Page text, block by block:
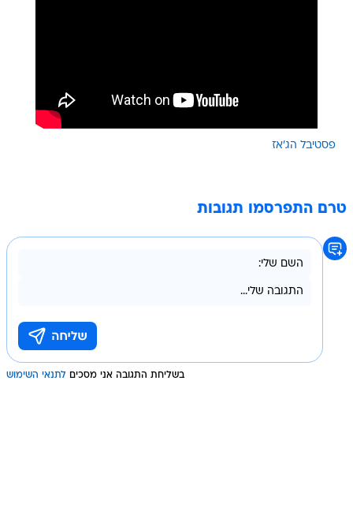
פסטיבל הג'אז
טרם התפרסמו תגובות
בשליחת התגובה אני מסכים לתנאי השימוש